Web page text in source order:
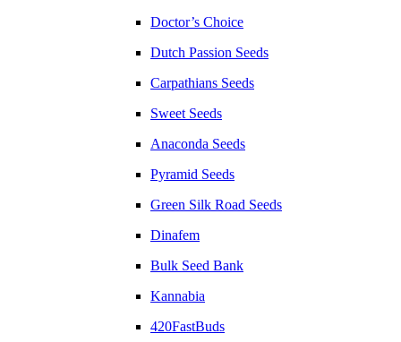
Doctor’s Choice
Dutch Passion Seeds
Carpathians Seeds
Sweet Seeds
Anaconda Seeds
Pyramid Seeds
Green Silk Road Seeds
Dinafem
Bulk Seed Bank
Kannabia
420FastBuds